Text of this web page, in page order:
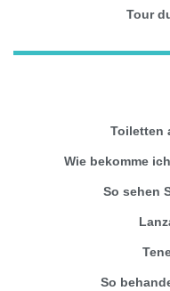
Tour
Toiletten
Wie bekomme
So sehen
So